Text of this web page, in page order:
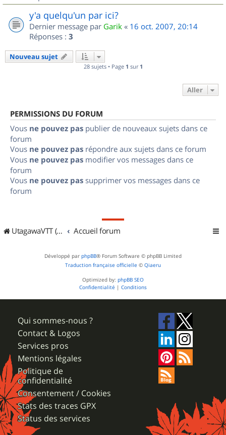
y'a quelqu'un par ici?
Dernier message par Garik « 16 oct. 2007, 20:14
Réponses : 3
Nouveau sujet
28 sujets • Page 1 sur 1
Aller
PERMISSIONS DU FORUM
Vous ne pouvez pas publier de nouveaux sujets dans ce
forum
Vous ne pouvez pas répondre aux sujets dans ce forum
Vous ne pouvez pas modifier vos messages dans ce
forum
Vous ne pouvez pas supprimer vos messages dans ce
forum
UtagawaVTT (Randos VTT et VTTAE avec traces GPS) Accueil forum
Développé par phpBB® Forum Software © phpBB Limited
Traduction française officielle © Qiaeru
Optimized by: phpBB SEO
Confidentialité | Conditions
Qui sommes-nous ?
Contact & Logos
Services pros
Mentions légales
Politique de
confidentialité
Consentement / Cookies
Stats des traces GPX
Status des services